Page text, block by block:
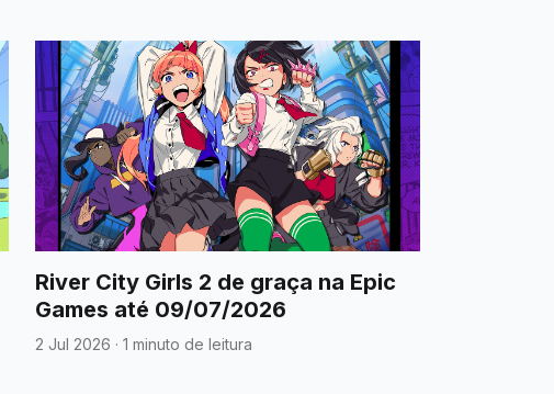
River City Girls 2 de graça na Epic
Games até 09/07/2026
2 Jul 2026 · 1 minuto de leitura